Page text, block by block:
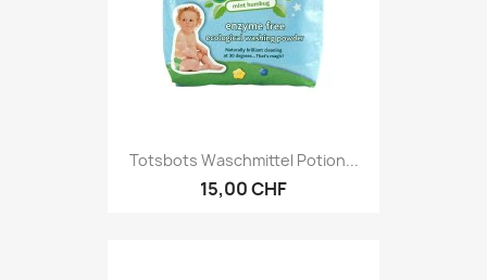
Totsbots Waschmittel Potion...
15,00 CHF